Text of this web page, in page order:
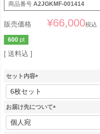
商品番号 A2JGKMF-001414
販売価格 ¥66,000税込
600 pt
送料込
セット内容
(
必
須
お届け先について
(